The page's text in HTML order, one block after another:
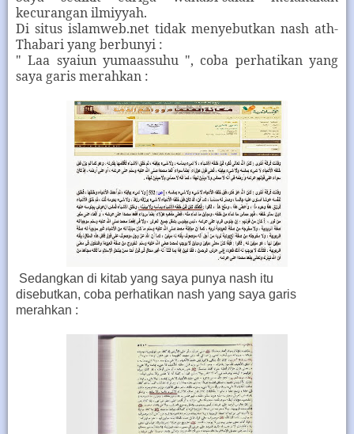
kecurangan ilmiyyah.
Di situs islamweb.net tidak menyebutkan nash ath-
Thabari yang berbunyi :
" Laa syaiun yumaassuhu ", coba perhatikan yang
saya garis merahkan :
Sedangkan di kitab yang saya punya nash itu
disebutkan, coba perhatikan nash yang saya garis
merahkan :